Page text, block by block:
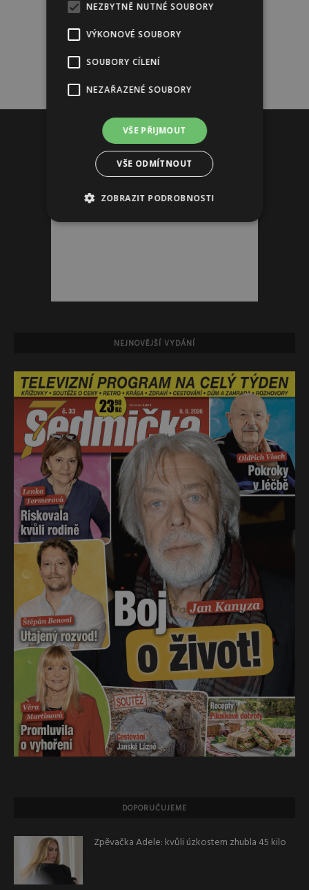
NEJNOVĚJŠÍ VYDÁNÍ
DOPORUČUJEME
Zpěvačka Adele: kvůli úzkostem zhubla 45 kilo
NEZBYTNĚ NUTNÉ SOUBORY
VÝKONOVÉ SOUBORY
SOUBORY CÍLENÍ
NEZAŘAZENÉ SOUBORY
VŠE PŘIJMOUT
VŠE ODMÍTNOUT
ZOBRAZIT PODROBNOSTI